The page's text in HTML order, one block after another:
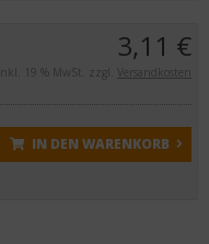
3,11 €
inkl. 19 % MwSt. zzgl. Versandkosten
IN DEN WARENKORB